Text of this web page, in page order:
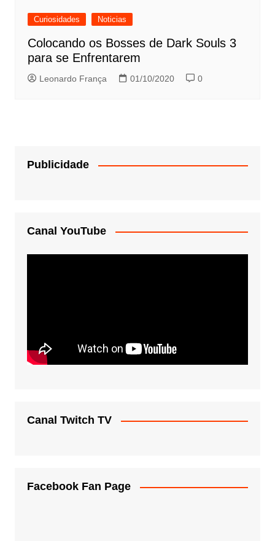
Curiosidades Noticias
Colocando os Bosses de Dark Souls 3
para se Enfrentarem
Leonardo França 01/10/2020 0
Publicidade
Canal YouTube
Canal Twitch TV
Facebook Fan Page